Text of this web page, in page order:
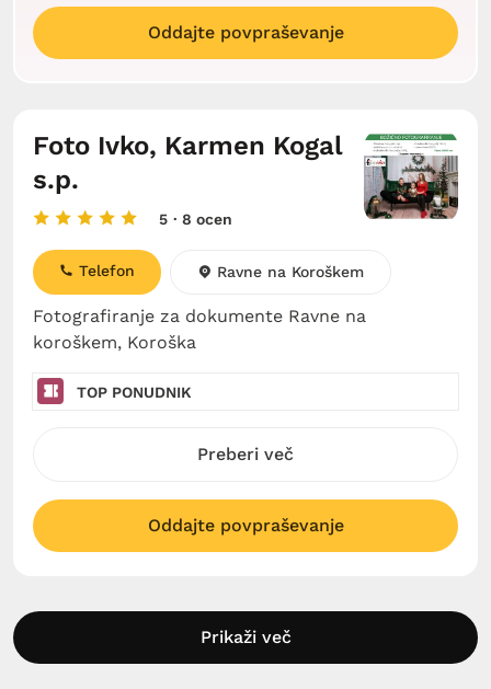
Oddajte povpraševanje
Foto Ivko, Karmen Kogal
s.p.
5 · 8 ocen
Fotografiranje za dokumente Ravne na
koroškem, Koroška
Telefon Ravne na Koroškem
TOP PONUDNIK
Preberi več
Oddajte povpraševanje
Prikaži več